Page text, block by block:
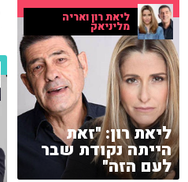
ליאת רון ואריה
מליניאק
ליאת רון: "זאת
הייתה נקודת שבר
לעם הזה"